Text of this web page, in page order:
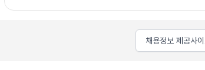
채용정보 제공사